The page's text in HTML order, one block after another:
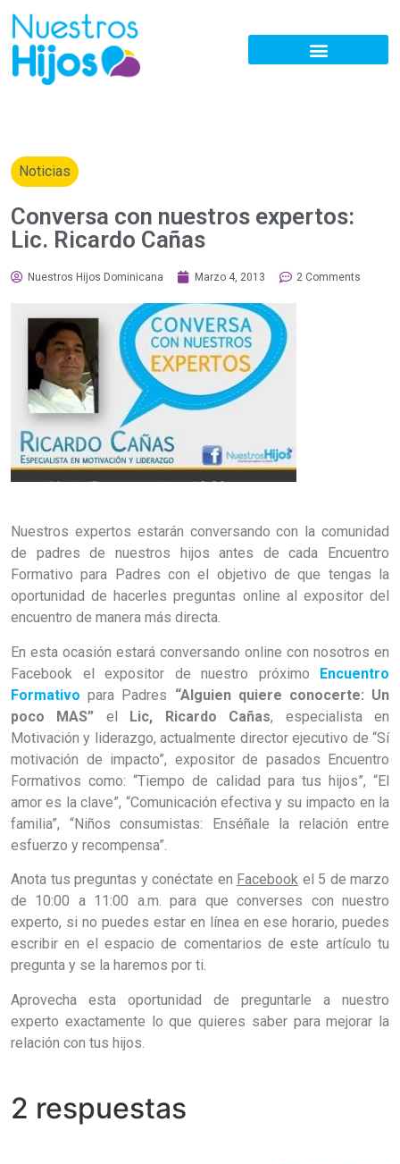
Noticias
Conversa con nuestros expertos:
Lic. Ricardo Cañas
Nuestros Hijos Dominicana Marzo 4, 2013 2 Comments
Nuestros expertos estarán conversando con la comunidad
de padres de nuestros hijos antes de cada Encuentro
Formativo para Padres con el objetivo de que tengas la
oportunidad de hacerles preguntas online al expositor del
encuentro de manera más directa.
En esta ocasión estará conversando online con nosotros en
Facebook el expositor de nuestro próximo Encuentro
Formativo para Padres “Alguien quiere conocerte: Un
poco MAS” el Lic, Ricardo Cañas, especialista en
Motivación y liderazgo, actualmente director ejecutivo de “Sí
motivación de impacto”, expositor de pasados Encuentro
Formativos como: “Tiempo de calidad para tus hijos”, “El
amor es la clave”, “Comunicación efectiva y su impacto en la
familia”, “Niños consumistas: Enséñale la relación entre
esfuerzo y recompensa”.
Anota tus preguntas y conéctate en Facebook el 5 de marzo
de 10:00 a 11:00 a.m. para que converses con nuestro
experto, si no puedes estar en línea en ese horario, puedes
escribir en el espacio de comentarios de este artículo tu
pregunta y se la haremos por ti.
Aprovecha esta oportunidad de preguntarle a nuestro
experto exactamente lo que quieres saber para mejorar la
relación con tus hijos.
2 respuestas